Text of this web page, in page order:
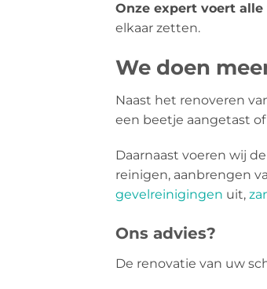
Onze expert voert
elkaar zetten.
We doen
Naast het renoveren
een beetje aangetast
Daarnaast voeren wij
reinigen, aanbrengen
gevelreinigingen uit,
Ons advies?
De renovatie van uw